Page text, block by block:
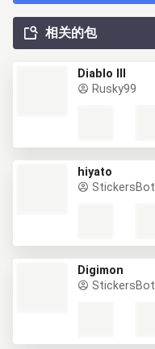
相关的包
Diablo III
Rusky99
hiyato
StickersBot
Digimon
StickersBot